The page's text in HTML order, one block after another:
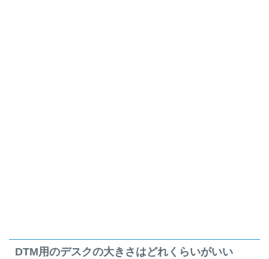
DTM用のデスクの大きさはどれくらいがいい